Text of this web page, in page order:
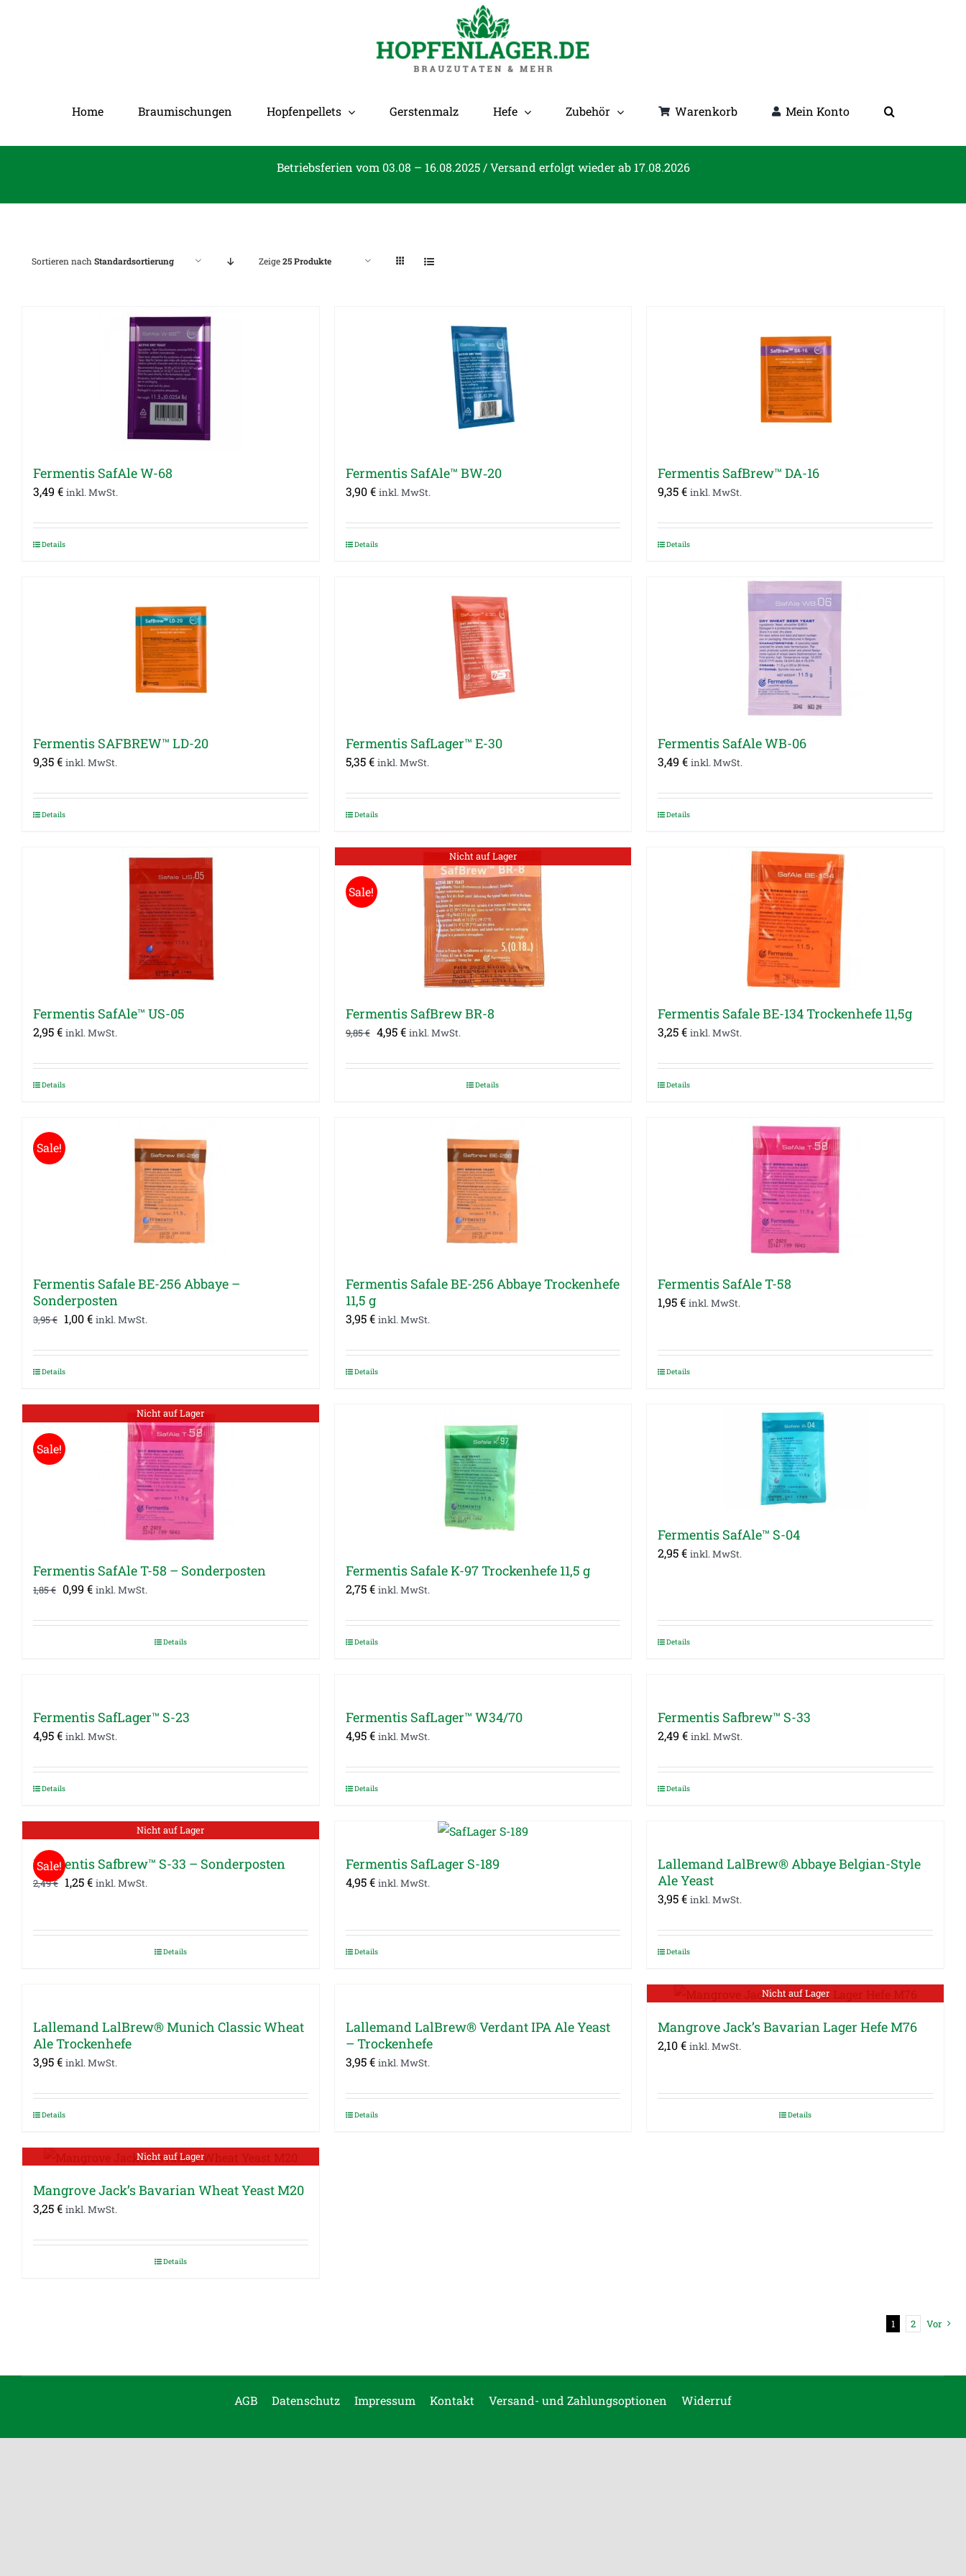
Home Braumischungen Hopfenpellets Gerstenmalz Hefe Zubehör Warenkorb Mein Konto
Betriebsferien vom 03.08 – 16.08.2025 / Versand erfolgt wieder ab 17.08.2026
Sortieren nach Standardsortierung Zeige25 Produkte
Fermentis SafAle W-68
3,49 € inkl. MwSt.
Details
Fermentis SafAle™ BW‑20
3,90€ inkl. MwSt.
Details
Fermentis SafBrew™ DA-16
9,35€ inkl. MwSt.
Details
Fermentis SAFBREW™ LD-20
9,35€ inkl. MwSt.
Details
Fermentis SafLager™ E-30
5,35€ inkl. MwSt.
Details
Fermentis SafAle WB-06
3,49€ inkl. MwSt.
Details
Fermentis SafAle™ US-05
2,95€ inkl. MwSt.
Details
Nicht auf Lager
Sale!
Fermentis SafBrew BR-8
9,85€ Ursprünglicher
war:
4,95€Aktueller
ist:
inkl. MwSt.
Details
Fermentis Safale BE-134 Trockenhefe 11,5g
3,25€ inkl. MwSt.
Details
Sale!
Fermentis Safale BE-256 Abbaye –
Sonderposten
3,95€ Ursprünglicher
war:
3,95 €
1,00€Aktueller
ist:
inkl. MwSt.
Details
Fermentis Safale BE-256 Abbaye Trockenhefe
11,5 g
3,95€ inkl. MwSt.
Details
Fermentis SafAle T-58
1,95€ inkl. MwSt.
Details
Nicht auf Lager
Sale!
Fermentis SafAle T-58 – Sonderposten
1,85€ Ursprünglicher
war:
0,99 €Aktueller
ist:
inkl. MwSt.
Details
Fermentis Safale K-97 Trockenhefe 11,5 g
2,75€ inkl. MwSt.
Details
Fermentis SafAle™ S-04
2,95€ inkl. MwSt.
Details
Fermentis SafLager™ S-23
4,95€ inkl. MwSt.
Details
Fermentis SafLager™ W34/70
4,95€ inkl. MwSt.
Details
Fermentis Safbrew™ S-33
2,49€ inkl. MwSt.
Details
Nicht auf Lager
Sale!
Fermentis Safbrew™ S-33 – Sonderposten
2,49€ Ursprünglicher
1,25€Aktueller
inkl. MwSt.
Details
Fermentis SafLager S-189
4,95€ inkl. MwSt.
Details
Lallemand LalBrew® Abbaye Belgian-Style
Ale Yeast
3,95€ inkl. MwSt.
Details
Lallemand LalBrew® Munich Classic Wheat
Ale Trockenhefe
3,95€ inkl. MwSt.
Details
Lallemand LalBrew® Verdant IPA Ale Yeast
– Trockenhefe
3,95€ inkl. MwSt.
Details
Nicht auf Lager
Mangrove Jack’s Bavarian Lager Hefe M76
2,10€ inkl. MwSt.
Details
Nicht auf Lager
Mangrove Jack’s Bavarian Wheat Yeast M20
3,25€ inkl. MwSt.
Details
1 2 Vor
AGB Datenschutz Impressum Kontakt Versand- und Zahlungsoptionen Widerruf